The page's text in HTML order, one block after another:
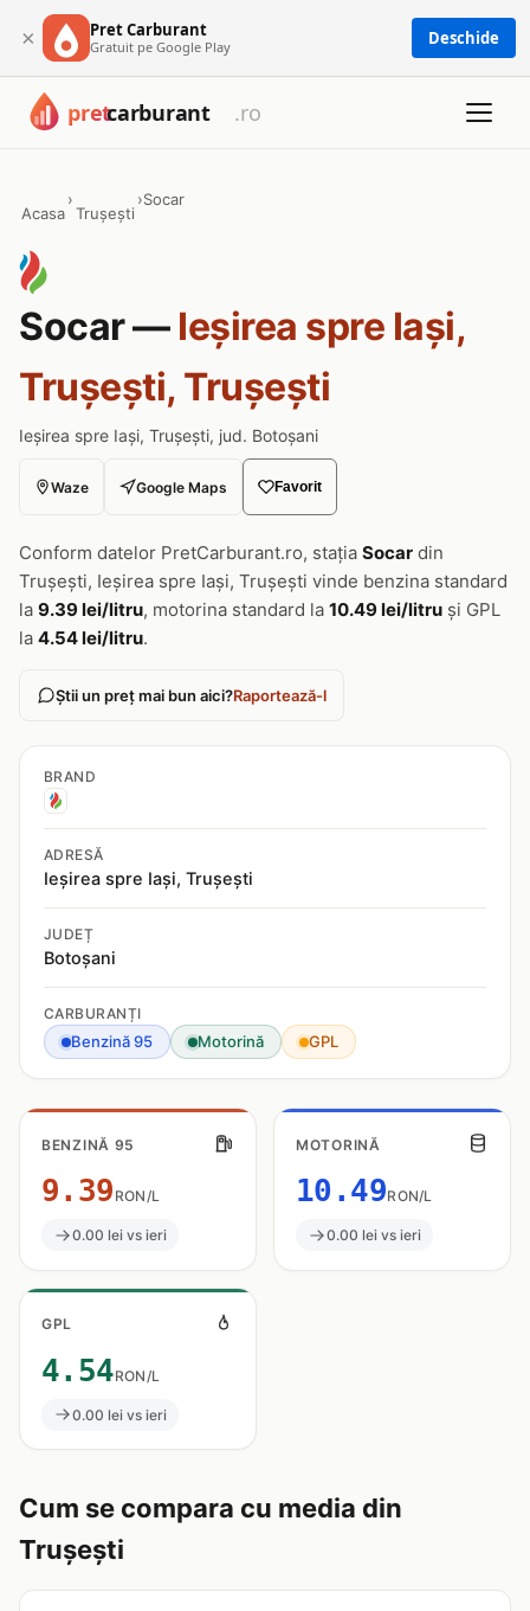
× Pret Carburant
Gratuit pe Google Play Deschide
Acasa
›
Trușești
›Socar
Socar — Ieșirea spre Iași,
Trușești, Trușești
Ieșirea spre Iași, Trușești, jud. Botoșani
Waze Google Maps Favorit
Conform datelor PretCarburant.ro, stația Socar din
Trușești, Ieșirea spre Iași, Trușești vinde benzina standard
la 9.39 lei/litru, motorina standard la 10.49 lei/litru și GPL
la 4.54 lei/litru.
Știi un preț mai bun aici?Raportează-l
BRAND
ADRESĂ
Ieșirea spre Iași, Trușești
JUDEȚ
Botoșani
CARBURANȚI
Benzină 95 Motorină GPL
BENZINĂ 95
9.39 RON/L
0.00 lei vs ieri
MOTORINĂ
10.49RON/L
0.00 lei vs ieri
GPL
4.54RON/L
0.00 lei vs ieri
Cum se compara cu media din
Trușești